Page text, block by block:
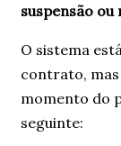
suspensão ou
O sistema
contrato,
momento do
seguinte: